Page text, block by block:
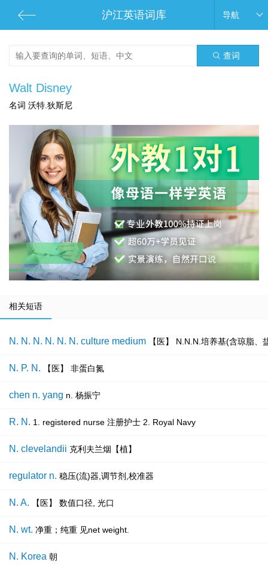
沪江英语词库 导航
查词
Walt Disney
名词 沃特.狄斯尼
相关短语
N. N. N. N. N. N. culture medium 【医】 N.N.N.培养基(含琼脂
N. P. N. 【医】 非蛋白氮
chen n. yang n. 杨振宁
R. N. 1. registered nurse 注册护士 2. Royal Navy
N. clevelandii 克利夫兰烟【植】
regulator n. 稳压(流)器,调节剂,校准器
N. A. 【医】 数值口径, 光口
N. wt. 净重；纯重 见net weight.
N. Korea 朝